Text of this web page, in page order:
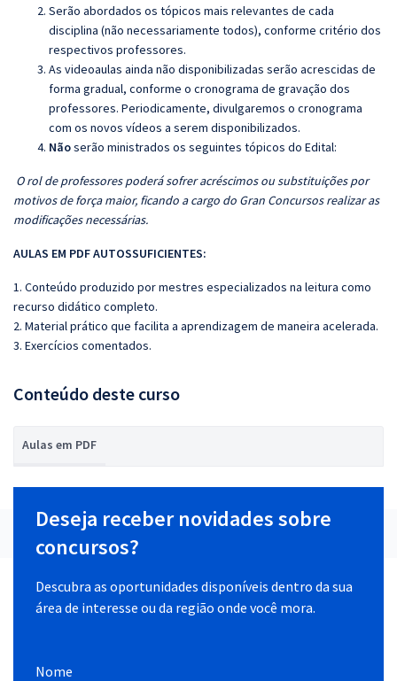
Serão abordados os tópicos mais relevantes de cada
disciplina (não necessariamente todos), conforme critério dos
respectivos professores.
As videoaulas ainda não disponibilizadas serão acrescidas de
forma gradual, conforme o cronograma de gravação dos
professores. Periodicamente, divulgaremos o cronograma
com os novos vídeos a serem disponibilizados.
Nãoserão ministrados os seguintes tópicos do Edital:
O rol de professores poderá sofrer acréscimos ou substituições por
motivos de força maior, ficando a cargo do Gran Concursos realizar as
modificações necessárias.
AULAS EM PDF AUTOSSUFICIENTES:
1. Conteúdo produzido por mestres especializados na leitura como
recurso didático completo.
2. Material prático que facilita a aprendizagem de maneira acelerada.
3. Exercícios comentados.
Conteúdo deste curso
Aulas em PDF
Deseja receber novidades sobre
concursos?
Descubra as oportunidades disponíveis dentro da sua
área de interesse ou da região onde você mora.
Nome